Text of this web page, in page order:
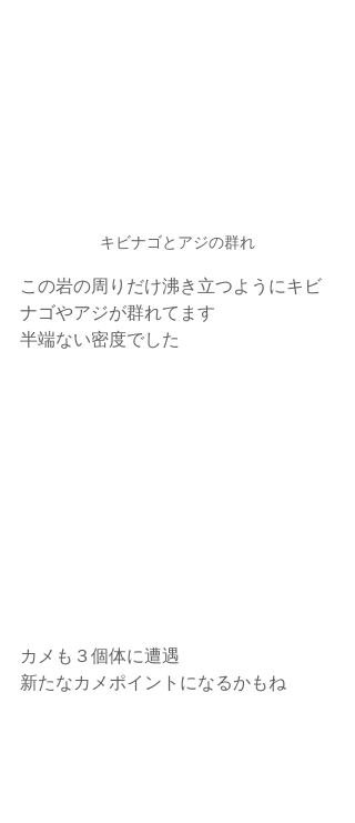
キビナゴとアジの群れ
この岩の周りだけ沸き立つようにキビ
ナゴやアジが群れてます
半端ない密度でした
カメも３個体に遭遇
新たなカメポイントになるかもね